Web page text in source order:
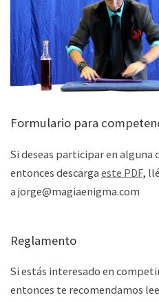
Formulario para
Si deseas participar en alguna
entonces descarga este PDF,
a jorge@magiaenigma.com
Reglamento
Si estás interesado en
entonces te recomendamos